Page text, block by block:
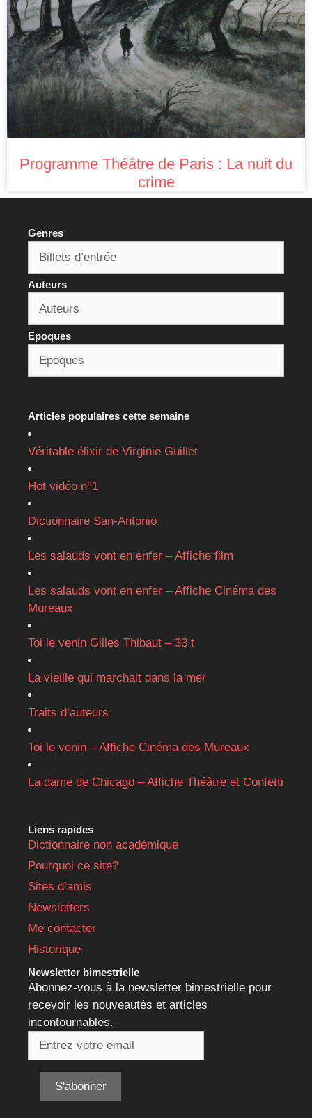
Programme Théâtre de Paris : La nuit du
crime
Genres
Auteurs
Epoques
Articles populaires cette semaine
Véritable élixir de Virginie Guillet
Hot vidéo n°1
Dictionnaire San-Antonio
Les salauds vont en enfer – Affiche film
Les salauds vont en enfer – Affiche Cinéma des
Mureaux
Toi le venin Gilles Thibaut – 33 t
La vieille qui marchait dans la mer
Traits d’auteurs
Toi le venin – Affiche Cinéma des Mureaux
La dame de Chicago – Affiche Théâtre et Confetti
Liens rapides
Dictionnaire non académique
Pourquoi ce site?
Sites d’amis
Newsletters
Me contacter
Historique
Newsletter bimestrielle
Abonnez-vous à la newsletter bimestrielle pour
recevoir les nouveautés et articles
incontournables.